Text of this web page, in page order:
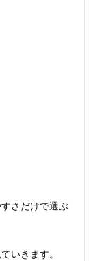
さだけで選ぶ
いきます。